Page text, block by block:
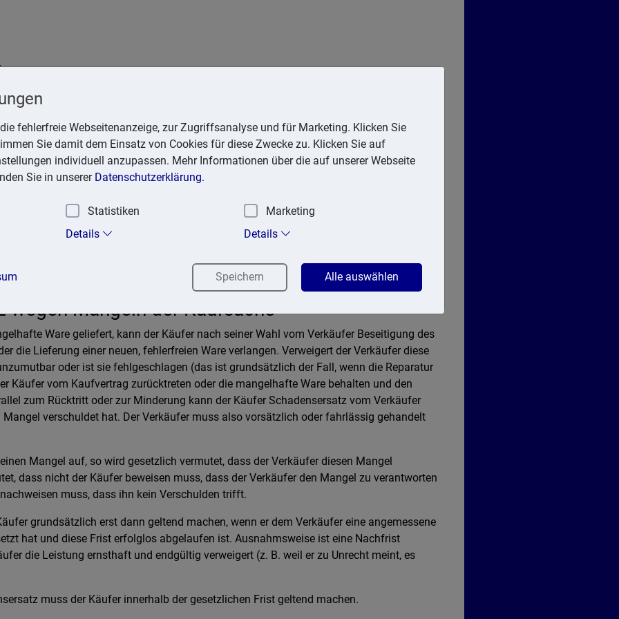
wegen Mängeln der Kaufsache
Ware geliefert, kann der Käufer nach seiner Wahl vom Verkäufer Beseitigung des
die Lieferung einer neuen, fehlerfreien Ware verlangen. Verweigert der Verkäufer diese
oder ist sie fehlgeschlagen (das ist grundsätzlich der Fall, wenn die Reparatur
Käufer vom Kaufvertrag zurücktreten oder die mangelhafte Ware behalten und den
zum Rücktritt oder zur Minderung kann der Käufer Schadensersatz vom Verkäufer
Mangel verschuldet hat. Der Verkäufer muss also vorsätzlich oder fahrlässig gehandelt
Mangel auf, so wird gesetzlich vermutet, dass der Verkäufer diesen Mangel
dass nicht der Käufer beweisen muss, dass der Verkäufer den Mangel zu verantworten
muss, dass ihn kein Verschulden trifft.
grundsätzlich erst dann geltend machen, wenn er dem Verkäufer eine angemessene
hat und diese Frist erfolglos abgelaufen ist. Ausnahmsweise ist eine Nachfrist
die Leistung ernsthaft und endgültig verweigert (z. B. weil er zu Unrecht meint, es
muss der Käufer innerhalb der gesetzlichen Frist geltend machen.
fehlerfreie Webseitenanzeige, zur Zugriffsanalyse und für Marketing. Klicken Sie
Sie damit dem Einsatz von Cookies für diese Zwecke zu. Klicken Sie auf
individuell anzupassen. Mehr Informationen über die auf unserer Webseite
Sie in unserer Datenschutzerklärung.
Statistiken
Marketing
Details Details
Speichern Alle auswählen